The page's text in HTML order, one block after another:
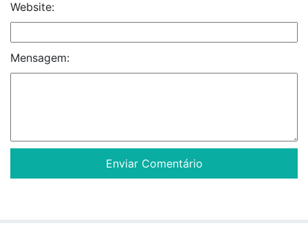
Website:
Mensagem: